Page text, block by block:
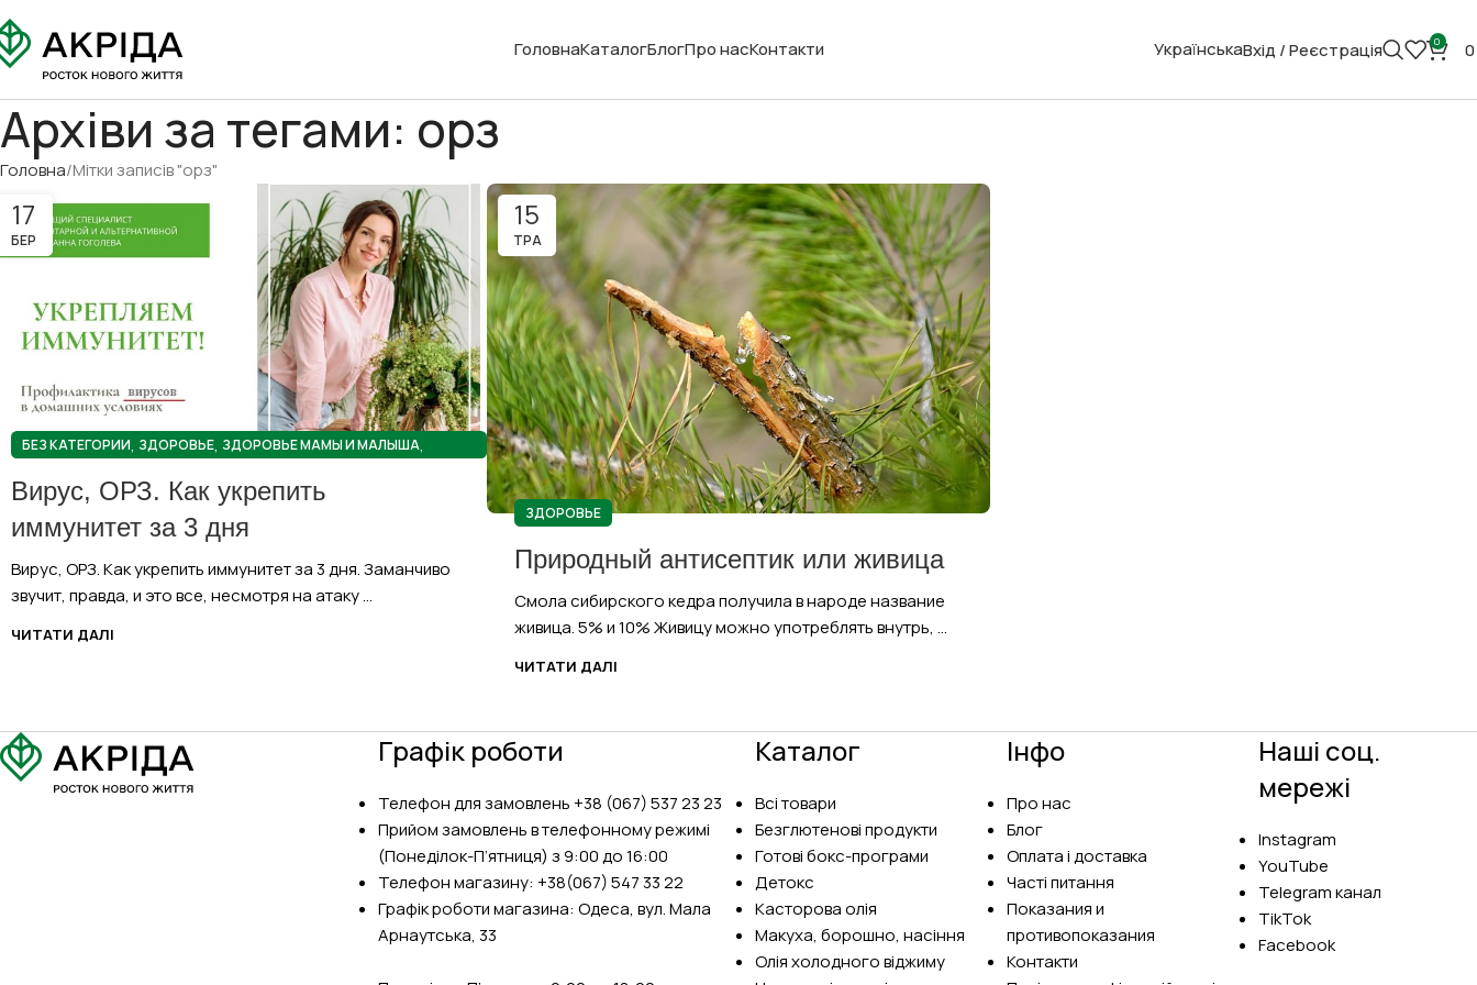
ГоловнаКаталогБлогПро насКонтакти УкраїнськаВхід / Реєстрація 0 0
Архіви за тегами: орз
Головна Мітки записів "орз"
17
БЕР
БЕЗ КАТЕГОРИИ, ЗДОРОВЬЕ, ЗДОРОВЬЕ МАМЫ И МАЛЫША,
Вирус, ОРЗ. Как укрепить
иммунитет за 3 дня
Вирус, ОРЗ. Как укрепить иммунитет за 3 дня. Заманчиво
звучит, правда, и это все, несмотря на атаку ...
ЧИТАТИ ДАЛІ
15
ТРА
ЗДОРОВЬЕ
Природный антисептик или живица
Смола сибирского кедра получила в народе название
живица. 5% и 10% Живицу можно употреблять внутрь, ...
ЧИТАТИ ДАЛІ
Графік роботи
Телефон для замовлень+38 (067) 537 23 23
Прийом замовлень в телефонному режимі
(Понеділок-П’ятниця) з 9:00 до 16:00
Телефон магазину: +38(067) 547 33 22
Графік роботи магазина: Одеса, вул. Мала
Арнаутська, 33
Каталог
Всі товари
Безглютенові продукти
Готові бокс-програми
Детокс
Касторова олія
Макуха, борошно, насіння
Олія холодного віджиму
Інфо
Про нас
Блог
Оплата і доставка
Часті питання
Показания и
противопоказания
Контакти
Наші соц.
мережі
Instagram
YouTube
Telegram канал
TikTok
Facebook